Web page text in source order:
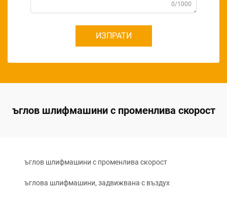
0/1000
ИЗПРАТИ
ъглов шлифмашини с променлива скорост
ъглов шлифмашини с променлива скорост
ъглова шлифмашини, задвижвана с въздух